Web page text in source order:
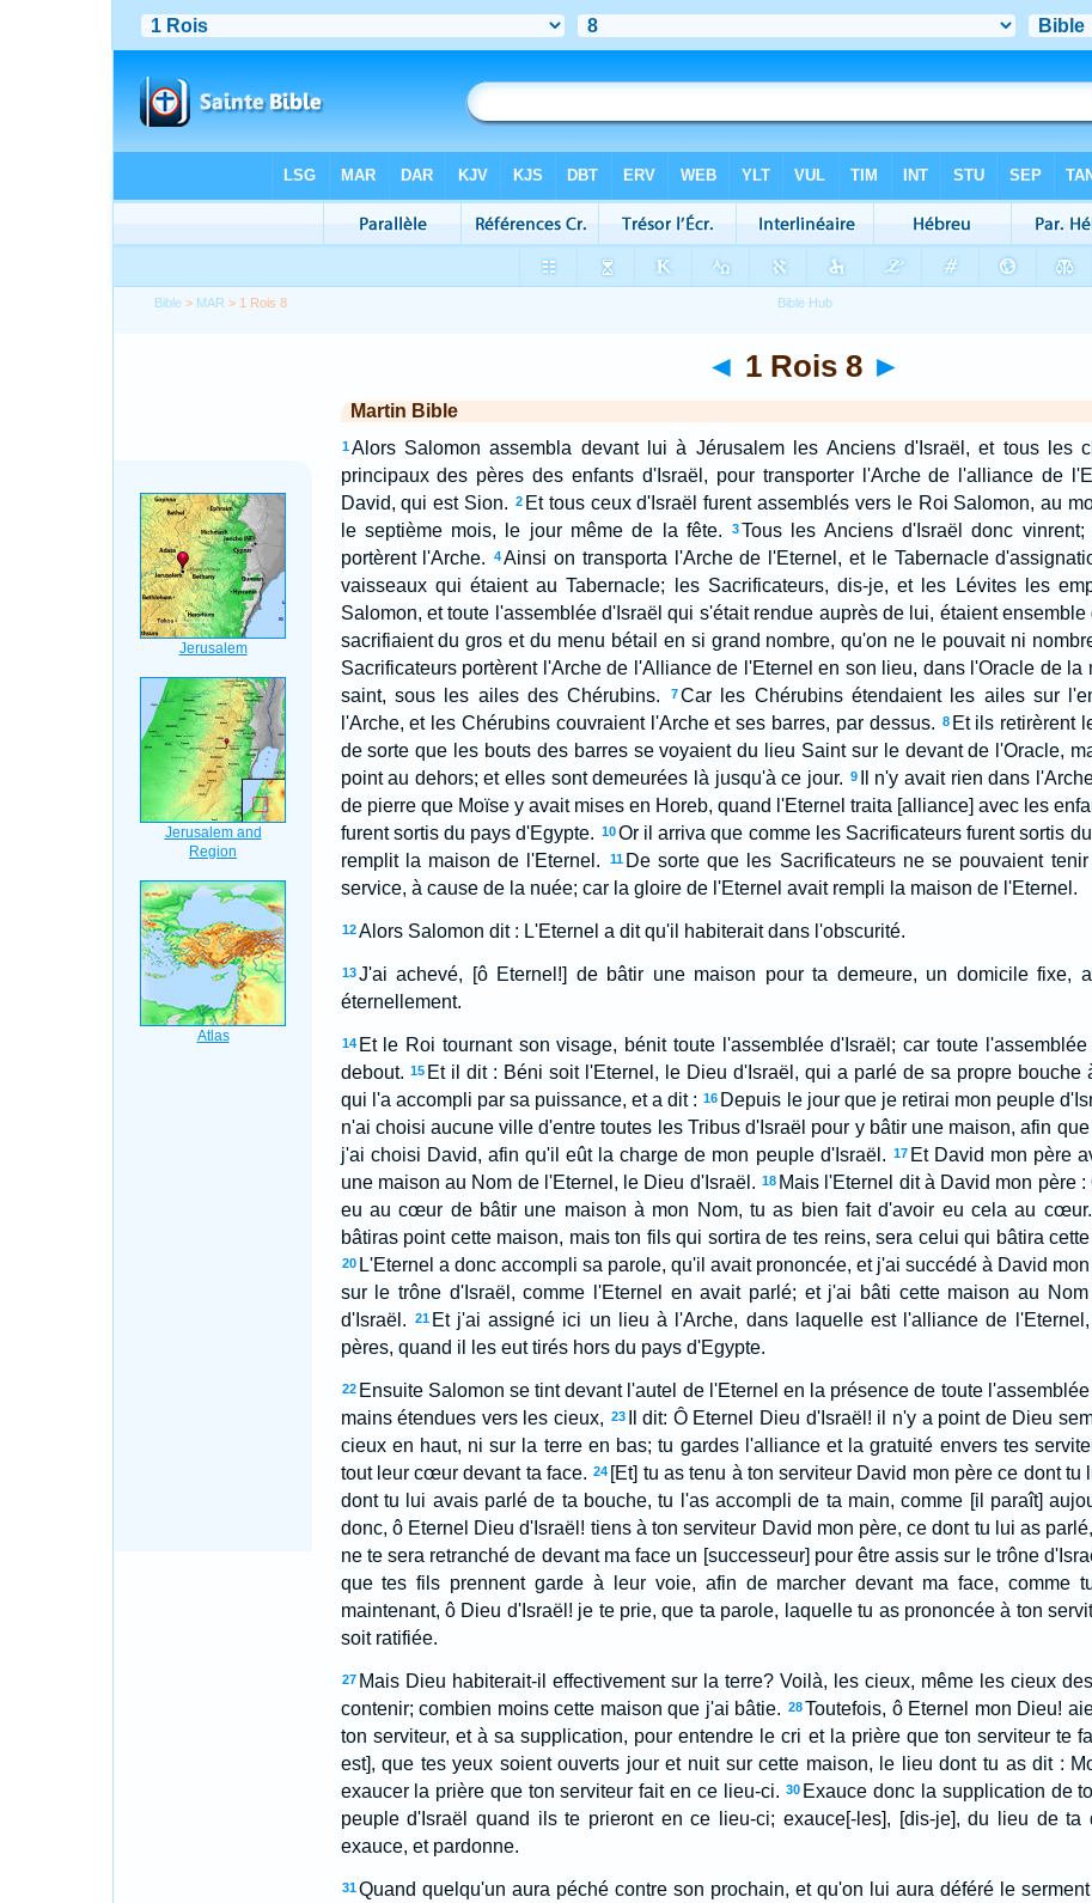
Bible > MAR > 1 Rois 8
◄ 1 Rois 8 ►
Martin Bible
1 Alors Salomon assembla devant lui à Jérusalem les Anciens d'Israël, et tous les
principaux des pères des enfants d'Israël, pour transporter l'Arche de l'alliance de
David, qui est Sion. 2 Et tous ceux d'Israël furent assemblés vers le Roi Salomon, au
le septième mois, le jour même de la fête.
3Tous les Anciens d'Israël donc
portèrent l'Arche.
4Ainsi on transporta l'Arche de l'Eternel, et le Tabernacle
vaisseaux qui étaient au Tabernacle; les Sacrificateurs, dis-je, et les Lévites les
Salomon, et toute l'assemblée d'Israël qui s'était rendue auprès de lui, étaient
sacrifiaient du gros et du menu bétail en si grand nombre, qu'on ne le pouvait ni
Sacrificateurs portèrent l'Arche de l'Alliance de l'Eternel en son lieu, dans l'Oracle de la
saint, sous les ailes des Chérubins.
7Car les Chérubins étendaient les ailes sur
l'Arche, et les Chérubins couvraient l'Arche et ses barres, par dessus. 8 Et ils retirèrent
de sorte que les bouts des barres se voyaient du lieu Saint sur le devant de l'Oracle,
point au dehors; et elles sont demeurées là jusqu'à ce jour. 9
Il n'y avait rien dans
de pierre que Moïse y avait mises en Horeb, quand l'Eternel traita [alliance] avec les
furent sortis du pays d'Egypte. 10Or il arriva que comme les Sacrificateurs furent sortis
remplit la maison de l'Eternel.
11 De sorte que les Sacrificateurs ne se pouvaient
service, à cause de la nuée; car la gloire de l'Eternel avait rempli la maison de l'Eternel.
12 Alors Salomon dit : L'Eternel a dit qu'il habiterait dans l'obscurité.
13 J'ai achevé, [ô Eternel!] de bâtir une maison pour ta demeure, un domicile fixe,
éternellement.
14 Et le Roi tournant son visage, bénit toute l'assemblée d'Israël; car toute
debout. 15 Et il dit : Béni soit l'Eternel, le Dieu d'Israël, qui a parlé de sa propre bouche
qui l'a accompli par sa puissance, et a dit : 16 Depuis le jour que je retirai mon peuple
n'ai choisi aucune ville d'entre toutes les Tribus d'Israël pour y bâtir une maison, afin
j'ai choisi David, afin qu'il eût la charge de mon peuple d'Israël. 17 Et David mon père
une maison au Nom de l'Eternel, le Dieu d'Israël. 18 Mais l'Eternel dit à David mon père
eu au cœur de bâtir une maison à mon Nom, tu as bien fait d'avoir eu cela au cœur.
bâtiras point cette maison, mais ton fils qui sortira de tes reins, sera celui qui bâtira
20 L'Eternel a donc accompli sa parole, qu'il avait prononcée, et j'ai succédé à David
sur le trône d'Israël, comme l'Eternel en avait parlé; et j'ai bâti cette maison au
d'Israël.
21 Et j'ai assigné ici un lieu à l'Arche, dans laquelle est l'alliance de
pères, quand il les eut tirés hors du pays d'Egypte.
22 Ensuite Salomon se tint devant l'autel de l'Eternel en la présence de toute
mains étendues vers les cieux, 23
Il dit: Ô Eternel Dieu d'Israël! il n'y a point de Dieu
cieux en haut, ni sur la terre en bas; tu gardes l'alliance et la gratuité envers tes
tout leur cœur devant ta face. 24 [Et] tu as tenu à ton serviteur David mon père ce dont tu
dont tu lui avais parlé de ta bouche, tu l'as accompli de ta main, comme [il paraît]
donc, ô Eternel Dieu d'Israël! tiens à ton serviteur David mon père, ce dont tu lui as
ne te sera retranché de devant ma face un [successeur] pour être assis sur le trône
que tes fils prennent garde à leur voie, afin de marcher devant ma face, comme
maintenant, ô Dieu d'Israël! je te prie, que ta parole, laquelle tu as prononcée à ton
soit ratifiée.
27 Mais Dieu habiterait-il effectivement sur la terre? Voilà, les cieux, même les cieux
contenir; combien moins cette maison que j'ai bâtie. 28Toutefois, ô Eternel mon Dieu!
ton serviteur, et à sa supplication, pour entendre le cri et la prière que ton serviteur te
est], que tes yeux soient ouverts jour et nuit sur cette maison, le lieu dont tu as dit :
exaucer la prière que ton serviteur fait en ce lieu-ci. 30 Exauce donc la supplication de
peuple d'Israël quand ils te prieront en ce lieu-ci; exauce[-les], [dis-je], du lieu de ta
exauce, et pardonne.
31 Quand quelqu'un aura péché contre son prochain, et qu'on lui aura déféré le